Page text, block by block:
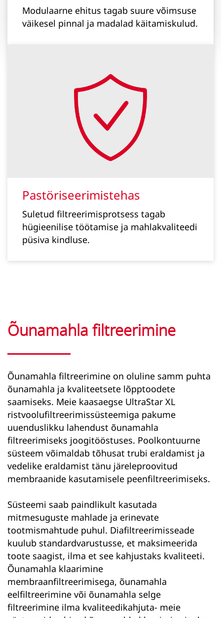
Modulaarne ehitus tagab suure võimsuse
väikesel pinnal ja madalad käitamiskulud.
Pastöriseerimistehas
Suletud filtreerimisprotsess tagab
hügieenilise töötamise ja mahlakvaliteedi
püsiva kindluse.
Õunamahla filtreerimine
Õunamahla filtreerimine on oluline samm puhta
õunamahla ja kvaliteetsete lõpptoodete
saamiseks. Meie kaasaegse UltraStar XL
ristvoolufiltreerimissüsteemiga pakume
uuenduslikku lahendust õunamahla
filtreerimiseks joogitööstuses. Poolkontuurne
süsteem võimaldab tõhusat trubi eraldamist ja
vedelike eraldamist tänu järeleproovitud
membraanide kasutamisele peenfiltreerimiseks.
Süsteemi saab paindlikult kasutada
mitmesuguste mahlade ja erinevate
tootmismahtude puhul. Diafiltreerimisseade
kuulub standardvarustusse, et maksimeerida
toote saagist, ilma et see kahjustaks kvaliteeti.
Õunamahla klaarimine
membraanfiltreerimisega, õunamahla
eelfiltreerimine või õunamahla selge
filtreerimine ilma kvaliteedikahjuta- meie